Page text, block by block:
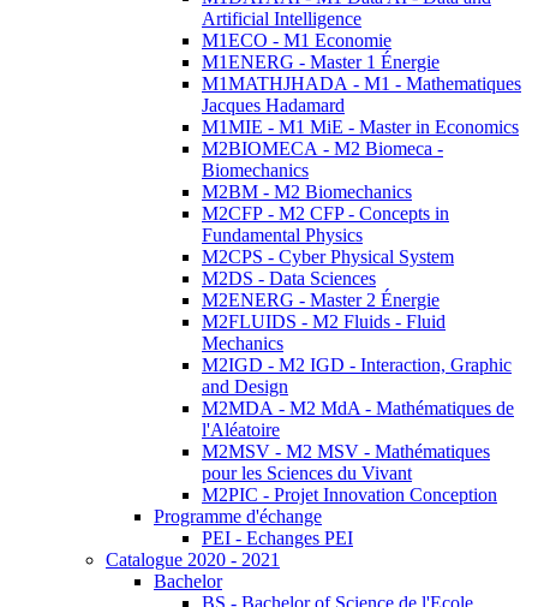
Artificial Intelligence
M1ECO - M1 Economie
M1ENERG - Master 1 Énergie
M1MATHJHADA - M1 - Mathematiques
Jacques Hadamard
M1MIE - M1 MiE - Master in Economics
M2BIOMECA - M2 Biomeca -
Biomechanics
M2BM - M2 Biomechanics
M2CFP - M2 CFP - Concepts in
Fundamental Physics
M2CPS - Cyber Physical System
M2DS - Data Sciences
M2ENERG - Master 2 Énergie
M2FLUIDS - M2 Fluids - Fluid
Mechanics
M2IGD - M2 IGD - Interaction, Graphic
and Design
M2MDA - M2 MdA - Mathématiques de
l'Aléatoire
M2MSV - M2 MSV - Mathématiques
pour les Sciences du Vivant
M2PIC - Projet Innovation Conception
Programme d'échange
PEI - Echanges PEI
Catalogue 2020 - 2021
Bachelor
BS - Bachelor of Science de l'Ecole